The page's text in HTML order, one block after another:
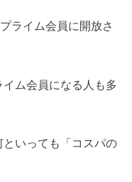
ライム会員に開放さ
ム会員になる人も多
いっても「コスパの